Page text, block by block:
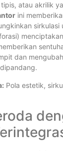
atau akrilik
ini
sirkulasi
dan
Pola estetik,